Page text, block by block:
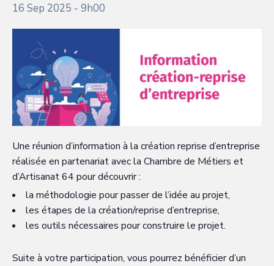
Nos
16 Sep 2025 - 9h00
Une réunion d’information à la création reprise d’entreprise
réalisée en partenariat avec la Chambre de Métiers et
d’Artisanat 64 pour découvrir :
la méthodologie pour passer de l’idée au projet,
les étapes de la création/reprise d’entreprise,
les outils nécessaires pour construire le projet.
Suite à votre participation, vous pourrez bénéficier d’un